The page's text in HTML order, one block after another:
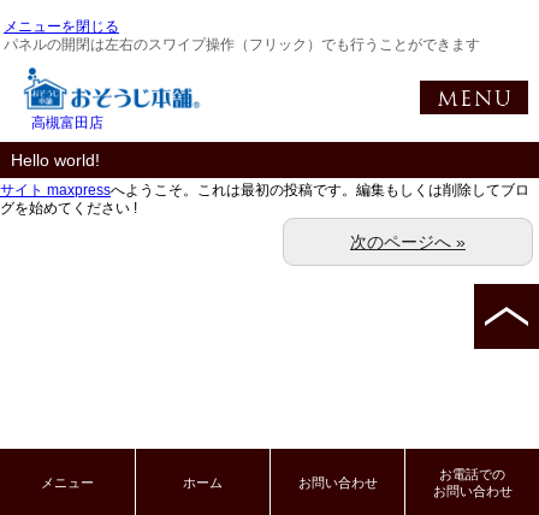
メニューを閉じる
パネルの開閉は左右のスワイプ操作（フリック）でも行うことができます
高槻富田店
Hello world!
サイト maxpressへようこそ。これは最初の投稿です。編集もしくは削除してブロ
グを始めてください !
次のページへ »
メニュー ホーム お問い合わせ
お電話での
お問い合わせ